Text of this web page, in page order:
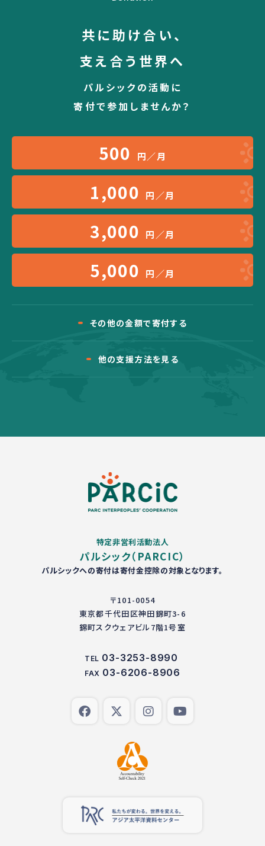
共に助け合い、
支え合う世界へ
パルシックの活動に
寄付で参加しませんか？
500 円／月
1,000 円／月
3,000 円／月
5,000 円／月
その他の金額で寄付する
他の支援方法を見る
特定非営利活動法人
パルシック（PARCIC）
パルシックへの寄付は寄付金控除の対象となります。
〒101-0054
東京都千代田区神田錦町3-6
錦町スクウェアビル7階1号室
TEL 03-3253-8990
FAX 03-6206-8906